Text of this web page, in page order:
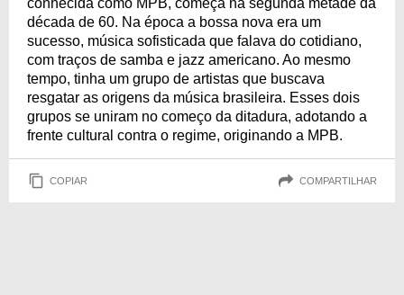
conhecida como MPB, começa na segunda metade da
década de 60. Na época a bossa nova era um
sucesso, música sofisticada que falava do cotidiano,
com traços de samba e jazz americano. Ao mesmo
tempo, tinha um grupo de artistas que buscava
resgatar as origens da música brasileira. Esses dois
grupos se uniram no começo da ditadura, adotando a
frente cultural contra o regime, originando a MPB.
COPIAR COMPARTILHAR